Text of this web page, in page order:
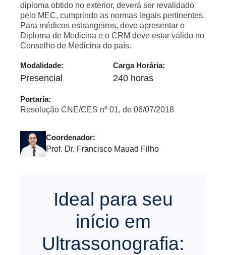
diploma obtido no exterior, deverá ser revalidado
pelo MEC, cumprindo as normas legais pertinentes.
Para médicos estrangeiros, deve apresentar o
Diploma de Medicina e o CRM deve estar válido no
Conselho de Medicina do país.
Modalidade:
Presencial
Carga Horária:
240 horas
Portaria:
Resolução CNE/CES nº 01, de 06/07/2018
Coordenador:
Prof. Dr. Francisco Mauad Filho
Ideal para seu
início em
Ultrassonografia: